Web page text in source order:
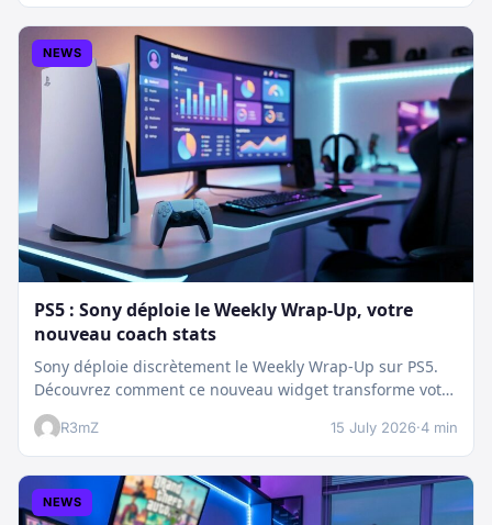
NEWS
PS5 : Sony déploie le Weekly Wrap-Up, votre
nouveau coach stats
Sony déploie discrètement le Weekly Wrap-Up sur PS5.
Découvrez comment ce nouveau widget transforme votre
dashboard et booste votre suivi…
R3mZ 15 July 2026·4 min
NEWS